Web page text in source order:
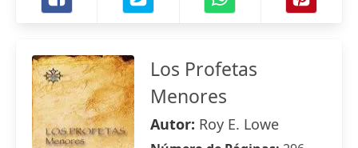
Los Profetas
Menores
Autor: Roy E. Lowe